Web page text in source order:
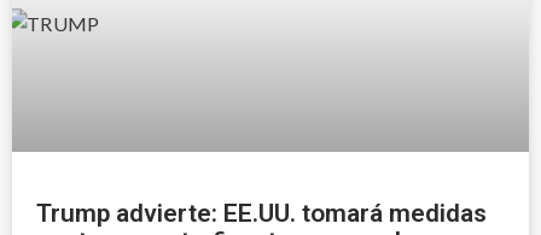
Trump advierte: EE.UU. tomará medidas